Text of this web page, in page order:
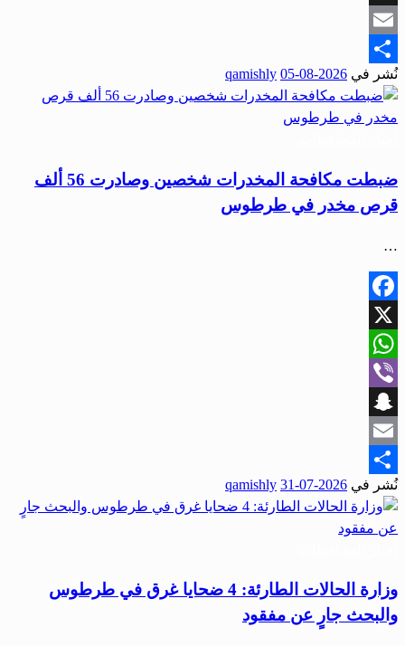
Snapchat
Email
Share
نُشر في 2026-08-05
qamishly
ضبطت مكافحة المخدرات شخصين وصادرت 56 ألف
قرص مخدر في طرطوس
…
Facebook
X
WhatsApp
Viber
Snapchat
Email
Share
نُشر في 2026-07-31
qamishly
وزارة الحالات الطارئة: 4 ضحايا غرق في طرطوس
والبحث جارٍ عن مفقود